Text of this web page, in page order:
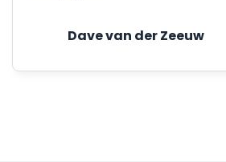
Dave van der Zeeuw